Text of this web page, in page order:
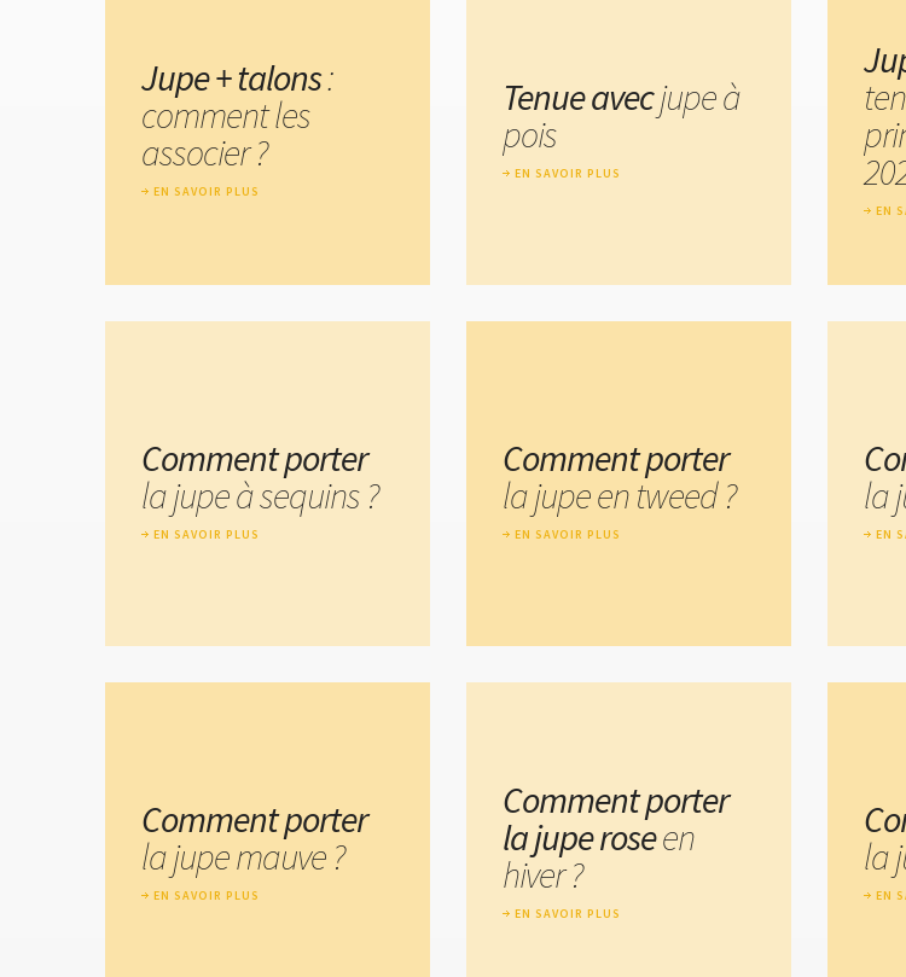
Jupe + talons:
comment les
associer ?
EN SAVOIR PLUS
Tenue avecjupe à
pois
EN SAVOIR PLUS
EN
Comment porter
la jupe à sequins ?
EN SAVOIR PLUS
Comment porter
la jupe en tweed ?
EN SAVOIR PLUS
la
EN
Comment porter
la jupe mauve ?
EN SAVOIR PLUS
Comment porter
la jupe roseen
hiver ?
EN SAVOIR PLUS
la
EN